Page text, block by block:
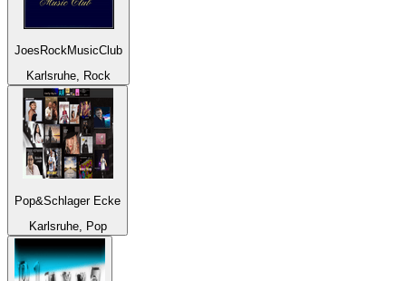
JoesRockMusicClub
Karlsruhe, Rock
Pop&Schlager Ecke
Karlsruhe, Pop